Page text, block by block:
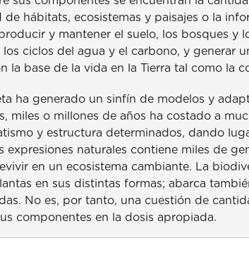
de hábitats, ecosistemas y paisajes o la
y mantener el suelo, los bosques y
ciclos del agua y el carbono, y generar
la base de la vida en la Tierra tal como la
ha generado un sinfín de modelos y
miles o millones de años ha costado a
y estructura determinados, dando
naturales contiene miles de
en un ecosistema cambiante. La
en sus distintas formas; abarca
No es, por tanto, una cuestión de
componentes en la dosis apropiada.